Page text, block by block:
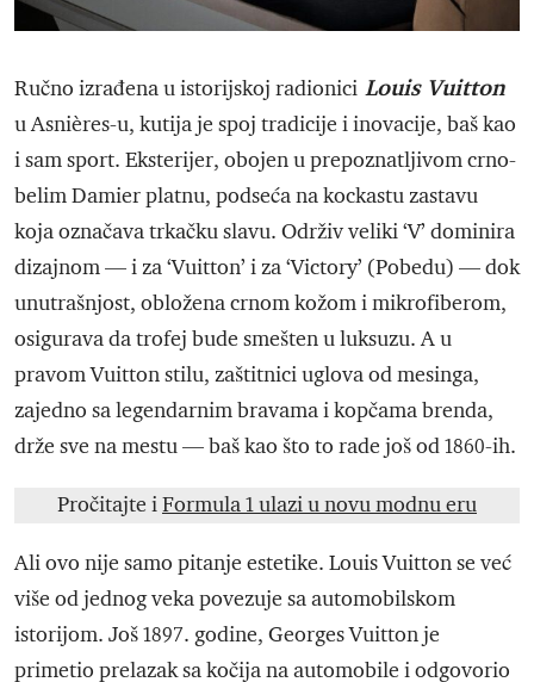
Ručno izrađena u istorijskoj radionici Louis Vuitton
u Asnières-u, kutija je spoj tradicije i inovacije, baš kao
i sam sport. Eksterijer, obojen u prepoznatljivom crno-
belim Damier platnu, podseća na kockastu zastavu
koja označava trkačku slavu. Održiv veliki ‘V’ dominira
dizajnom — i za ‘Vuitton’ i za ‘Victory’ (Pobedu) — dok
unutrašnjost, obložena crnom kožom i mikrofiberom,
osigurava da trofej bude smešten u luksuzu. A u
pravom Vuitton stilu, zaštitnici uglova od mesinga,
zajedno sa legendarnim bravama i kopčama brenda,
drže sve na mestu — baš kao što to rade još od 1860-ih.
Pročitajte iFormula 1 ulazi u novu modnu eru
Ali ovo nije samo pitanje estetike. Louis Vuitton se već
više od jednog veka povezuje sa automobilskom
istorijom. Još 1897. godine, Georges Vuitton je
primetio prelazak sa kočija na automobile i odgovorio